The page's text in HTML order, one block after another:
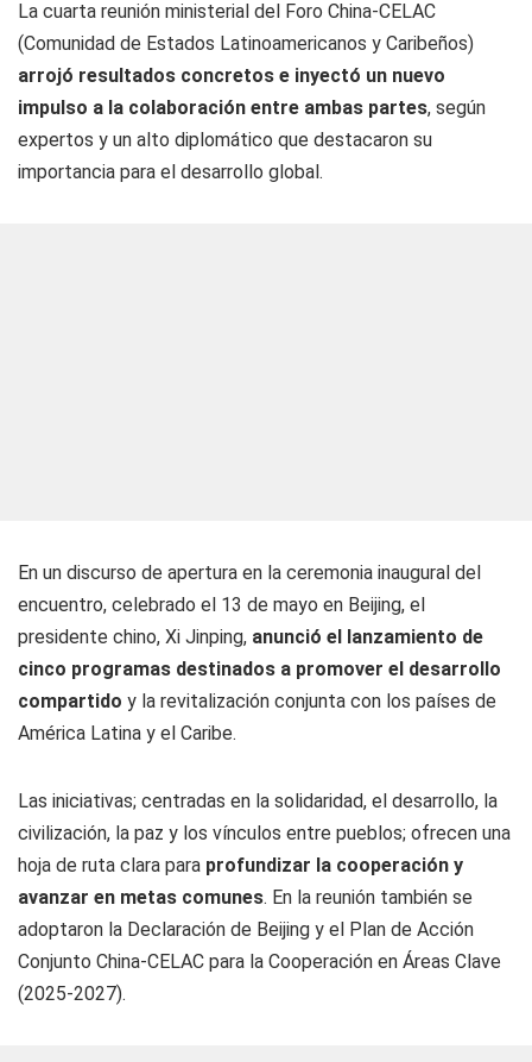
La cuarta reunión ministerial del Foro China-CELAC
(Comunidad de Estados Latinoamericanos y Caribeños)
arrojó resultados concretos e inyectó un nuevo
impulso a la colaboración entre ambas partes, según
expertos y un alto diplomático que destacaron su
importancia para el desarrollo global.
En un discurso de apertura en la ceremonia inaugural del
encuentro, celebrado el 13 de mayo en Beijing, el
presidente chino, Xi Jinping, anunció el lanzamiento de
cinco programas destinados a promover el desarrollo
compartido y la revitalización conjunta con los países de
América Latina y el Caribe.
Las iniciativas; centradas en la solidaridad, el desarrollo, la
civilización, la paz y los vínculos entre pueblos; ofrecen una
hoja de ruta clara para profundizar la cooperación y
avanzar en metas comunes. En la reunión también se
adoptaron la Declaración de Beijing y el Plan de Acción
Conjunto China-CELAC para la Cooperación en Áreas Clave
(2025-2027).